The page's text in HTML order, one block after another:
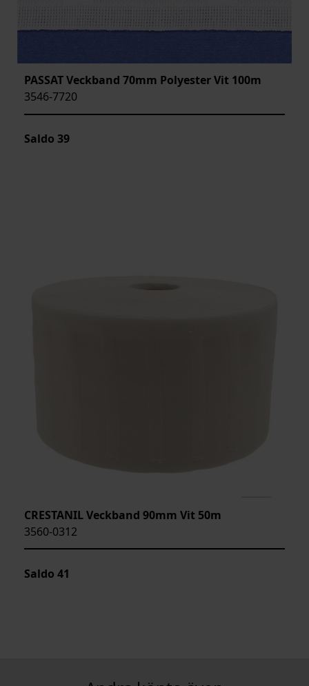
PASSAT Veckband 70mm Polyester Vit 100m
3546-7720
Saldo 39
CRESTANIL Veckband 90mm Vit 50m
3560-0312
Saldo 41